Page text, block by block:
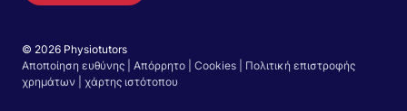
Αναζήτηση
© 2026 Physiotutors
Αποποίηση ευθύνης
Απόρρητο Cookies
Πολιτική επιστροφής
χρημάτων
χάρτης ιστότοπου